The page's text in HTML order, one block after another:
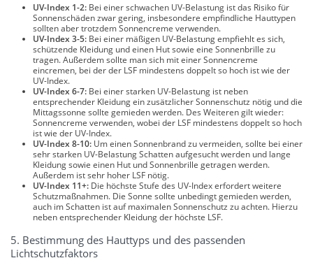
UV-Index 1-2: Bei einer schwachen UV-Belastung ist das Risiko für
Sonnenschäden zwar gering, insbesondere empfindliche Hauttypen
sollten aber trotzdem Sonnencreme verwenden.
UV-Index 3-5: Bei einer mäßigen UV-Belastung empfiehlt es sich,
schützende Kleidung und einen Hut sowie eine Sonnenbrille zu
tragen. Außerdem sollte man sich mit einer Sonnencreme
eincremen, bei der der LSF mindestens doppelt so hoch ist wie der
UV-Index.
UV-Index 6-7: Bei einer starken UV-Belastung ist neben
entsprechender Kleidung ein zusätzlicher Sonnenschutz nötig und die
Mittagssonne sollte gemieden werden. Des Weiteren gilt wieder:
Sonnencreme verwenden, wobei der LSF mindestens doppelt so hoch
ist wie der UV-Index.
UV-Index 8-10: Um einen Sonnenbrand zu vermeiden, sollte bei einer
sehr starken UV-Belastung Schatten aufgesucht werden und lange
Kleidung sowie einen Hut und Sonnenbrille getragen werden.
Außerdem ist sehr hoher LSF nötig.
UV-Index 11+: Die höchste Stufe des UV-Index erfordert weitere
Schutzmaßnahmen. Die Sonne sollte unbedingt gemieden werden,
auch im Schatten ist auf maximalen Sonnenschutz zu achten. Hierzu
neben entsprechender Kleidung der höchste LSF.
5. Bestimmung des Hauttyps und des passenden
Lichtschutzfaktors